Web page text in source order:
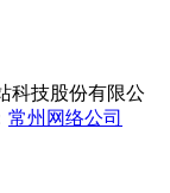
科技股份有限公
常州网络公司